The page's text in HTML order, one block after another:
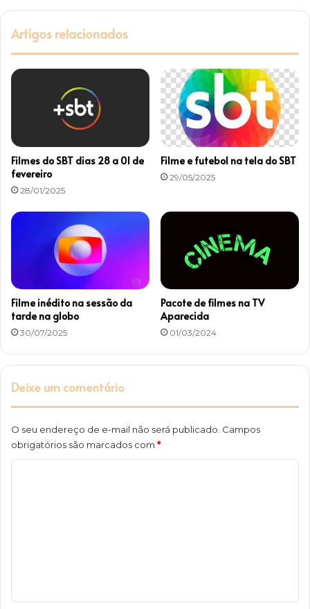
g
T
o
o
t
u
s
a
n
a
s
V
Artigos relacionados
Filmes do SBT dias 28 a 01 de
fevereiro
28/01/2025
Filme e futebol na tela do SBT
29/05/2025
Filme inédito na sessão da
tarde na globo
30/07/2025
Pacote de filmes na TV
Aparecida
01/03/2024
Deixe um comentário
O seu endereço de e-mail não será publicado. Campos
obrigatórios são marcados com *